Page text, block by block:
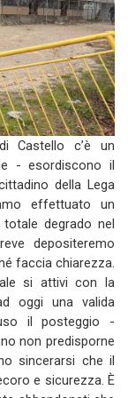
Castello c’è un
- esordiscono il
della Lega
effettuato un
degrado nel
depositeremo
faccia chiarezza.
si attivi con la
oggi una valida
il posteggio -
non predisporne
sincerarsi che il
e sicurezza. È